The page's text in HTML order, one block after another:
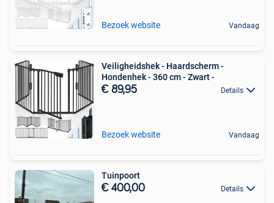
Bezoek website Vandaag
Veiligheidshek - Haardscherm -
Hondenhek - 360 cm - Zwart -
€ 89,95 Details
Bezoek website Vandaag
Tuinpoort
€ 400,00 Details